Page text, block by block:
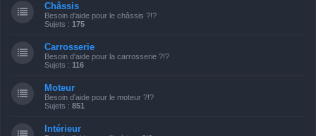
Châssis
Besoin d'aide pour le châssis ?!?
Sujets : 175
Carrosserie
Besoin d'aide pour la carrosserie ?!?
Sujets : 116
Moteur
Besoin d'aide pour le moteur ?!?
Sujets : 851
Intérieur